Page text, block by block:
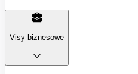
Visy biznesowe